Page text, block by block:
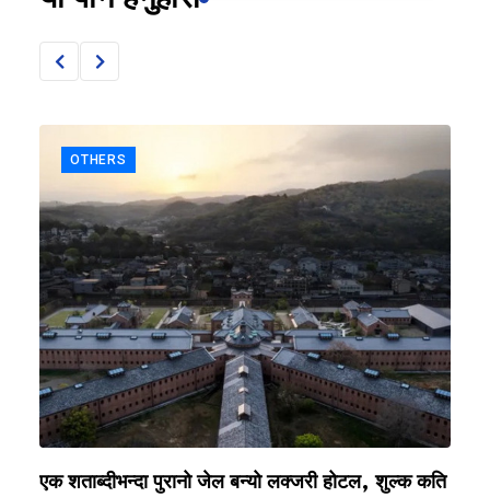
OTHERS
एक शताब्दीभन्दा पुरानो जेल बन्यो लक्जरी होटल, शुल्क कति